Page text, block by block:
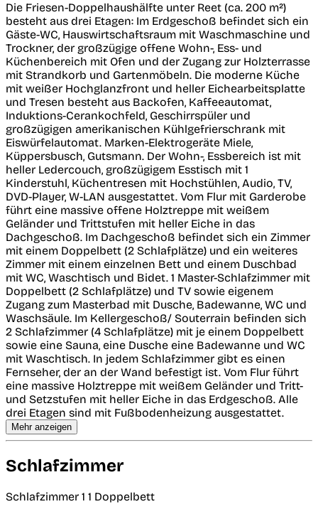
Die Friesen-Doppelhaushälfte unter Reet (ca. 200 m²)
besteht aus drei Etagen: Im Erdgeschoß befindet sich ein
Gäste-WC, Hauswirtschaftsraum mit Waschmaschine und
Trockner, der großzügige offene Wohn-, Ess- und
Küchenbereich mit Ofen und der Zugang zur Holzterrasse
mit Strandkorb und Gartenmöbeln. Die moderne Küche
mit weißer Hochglanzfront und heller Eichearbeitsplatte
und Tresen besteht aus Backofen, Kaffeeautomat,
Induktions-Cerankochfeld, Geschirrspüler und
großzügigen amerikanischen Kühlgefrierschrank mit
Eiswürfelautomat. Marken-Elektrogeräte Miele,
Küppersbusch, Gutsmann. Der Wohn-, Essbereich ist mit
heller Ledercouch, großzügigem Esstisch mit 1
Kinderstuhl, Küchentresen mit Hochstühlen, Audio, TV,
DVD-Player, W-LAN ausgestattet. Vom Flur mit Garderobe
führt eine massive offene Holztreppe mit weißem
Geländer und Trittstufen mit heller Eiche in das
Dachgeschoß. Im Dachgeschoß befindet sich ein Zimmer
mit einem Doppelbett (2 Schlafplätze) und ein weiteres
Zimmer mit einem einzelnen Bett und einem Duschbad
mit WC, Waschtisch und Bidet. 1 Master-Schlafzimmer mit
Doppelbett (2 Schlafplätze) und TV sowie eigenem
Zugang zum Masterbad mit Dusche, Badewanne, WC und
Waschsäule. Im Kellergeschoß/ Souterrain befinden sich
2 Schlafzimmer (4 Schlafplätze) mit je einem Doppelbett
sowie eine Sauna, eine Dusche eine Badewanne und WC
mit Waschtisch. In jedem Schlafzimmer gibt es einen
Fernseher, der an der Wand befestigt ist. Vom Flur führt
eine massive Holztreppe mit weißem Geländer und Tritt-
und Setzstufen mit heller Eiche in das Erdgeschoß. Alle
drei Etagen sind mit Fußbodenheizung ausgestattet.
Mehr anzeigen
Schlafzimmer
Schlafzimmer 1 1 Doppelbett